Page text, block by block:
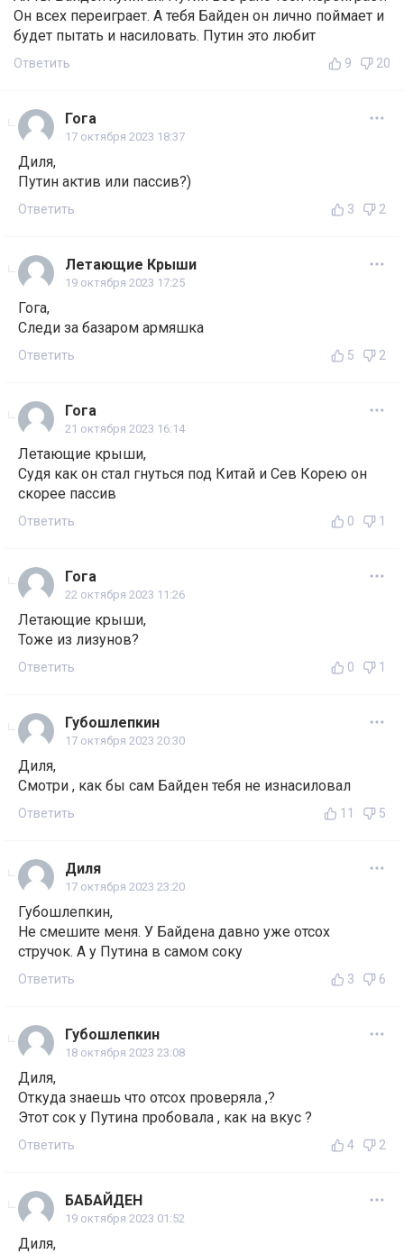
Он всех переиграет. А тебя Байден он лично поймает и
будет пытать и насиловать. Путин это любит
Ответить 9 20
Гога
17 октября 2023 18:37
Диля,
Путин актив или пассив?)
Ответить 3 2
Летающие Крыши
19 октября 2023 17:25
Гога,
Следи за базаром армяшка
Ответить 5 2
Гога
21 октября 2023 16:14
Летающие крыши,
Судя как он стал гнуться под Китай и Сев Корею он
скорее пассив
Ответить 0 1
Гога
22 октября 2023 11:26
Летающие крыши,
Тоже из лизунов?
Ответить 0 1
Губошлепкин
17 октября 2023 20:30
Диля,
Смотри , как бы сам Байден тебя не изнасиловал
Ответить 11 5
Диля
17 октября 2023 23:20
Губошлепкин,
Не смешите меня. У Байдена давно уже отсох
стручок. А у Путина в самом соку
Ответить 3 6
Губошлепкин
18 октября 2023 23:08
Диля,
Откуда знаешь что отсох проверяла ,?
Этот сок у Путина пробовала , как на вкус ?
Ответить 4 2
БАБАЙДЕН
19 октября 2023 01:52
Диля,